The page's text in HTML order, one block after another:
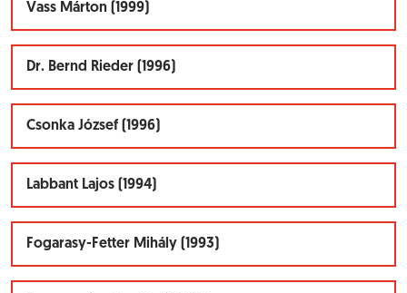
Vass Márton (1999)
Dr. Bernd Rieder (1996)
Csonka József (1996)
Labbant Lajos (1994)
Fogarasy-Fetter Mihály (1993)